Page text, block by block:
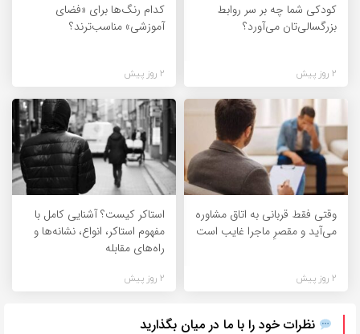
کودکی شما چه بر سر روابط
بزرگسالی‌تان می‌آورد؟
2 روز پیش
کدام رنگ‌ها برای «فضای
آموزشی» مناسب‌ترند؟
2 روز پیش
وقتی فقط قربانی به اتاق مشاوره
می‌آید و مقصرِ ماجرا غایب است
2 روز پیش
استاکر کیست؟ آشنایی کامل با
مفهوم استاکر، انواع، نشانه‌ها و
راه‌های مقابله
2 روز پیش
نظرات خود را با ما در میان بگذارید